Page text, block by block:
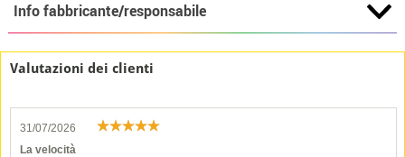
Info fabbricante/responsabile
Valutazioni dei clienti
31/07/2026
La velocità